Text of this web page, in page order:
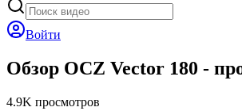
Войти
Обзор OCZ Vector 180 -
4.9K просмотров